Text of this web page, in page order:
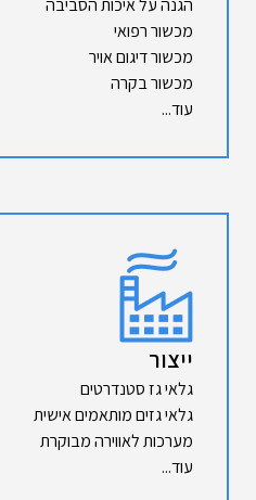
הגנה על איכות הסביבה
מכשור רפואי
מכשור דיגום אויר
מכשור בקרה
עוד...
ייצור
גלאי גז סטנדרטים
גלאי גזים מותאמים אישית
מערכות לאווירה מבוקרת
עוד...